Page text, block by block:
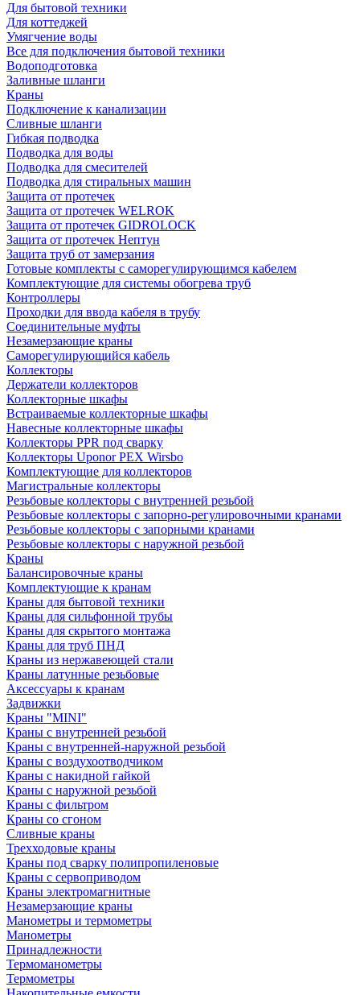
Для бытовой техники
Для коттеджей
Умягчение воды
Все для подключения бытовой техники
Водоподготовка
Заливные шланги
Краны
Подключение к канализации
Сливные шланги
Гибкая подводка
Подводка для воды
Подводка для смесителей
Подводка для стиральных машин
Защита от протечек
Защита от протечек WELROK
Защита от протечек GIDROLOCK
Защита от протечек Нептун
Защита труб от замерзания
Готовые комплекты с саморегулирующимся кабелем
Комплектующие для системы обогрева труб
Контроллеры
Проходки для ввода кабеля в трубу
Соединительные муфты
Незамерзающие краны
Саморегулирующийся кабель
Коллекторы
Держатели коллекторов
Коллекторные шкафы
Встраиваемые коллекторные шкафы
Навесные коллекторные шкафы
Коллекторы PPR под сварку
Коллекторы Uponor PEX Wirsbo
Комплектующие для коллекторов
Магистральные коллекторы
Резьбовые коллекторы с внутренней резьбой
Резьбовые коллекторы с запорно-регулировочными кранами
Резьбовые коллекторы с запорными кранами
Резьбовые коллекторы с наружной резьбой
Краны
Балансировочные краны
Комплектующие к кранам
Краны для бытовой техники
Краны для сильфонной трубы
Краны для скрытого монтажа
Краны для труб ПНД
Краны из нержавеющей стали
Краны латунные резьбовые
Аксессуары к кранам
Задвижки
Краны "MINI"
Краны с внутренней резьбой
Краны с внутренней-наружной резьбой
Краны с воздухоотводчиком
Краны с накидной гайкой
Краны с наружной резьбой
Краны с фильтром
Краны со сгоном
Сливные краны
Трехходовые краны
Краны под сварку полипропиленовые
Краны с сервоприводом
Краны электромагнитные
Незамерзающие краны
Манометры и термометры
Манометры
Принадлежности
Термоманометры
Термометры